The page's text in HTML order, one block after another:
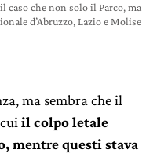
caso che non solo il Parco, ma
d’Abruzzo, Lazio e Molise
ma sembra che il
il colpo letale
mentre questi stava